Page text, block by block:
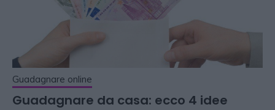
Guadagnare online
Guadagnare da casa: ecco 4 idee